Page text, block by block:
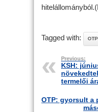
Tagged with: OTP
Previous:
KSH:
termelői
OTP: gyorsult a